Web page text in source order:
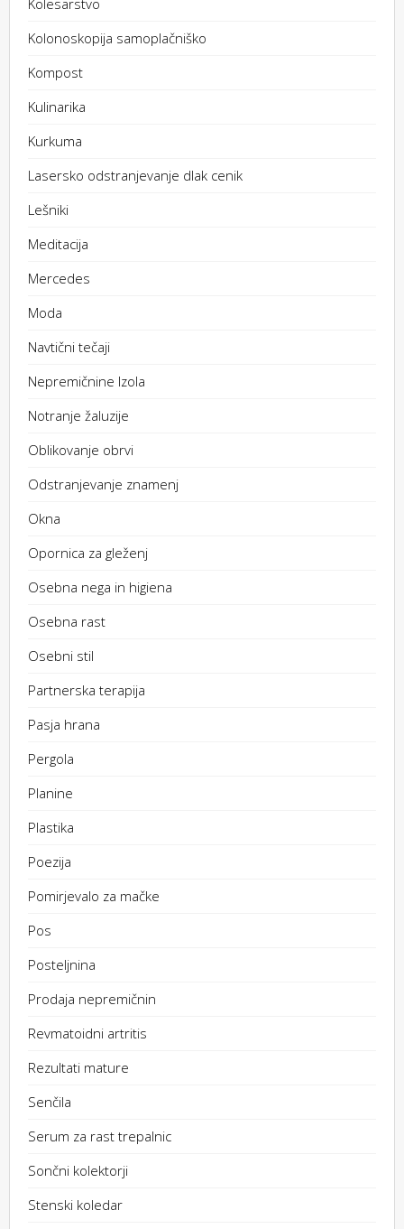
Kolesarstvo
Kolonoskopija samoplačniško
Kompost
Kulinarika
Kurkuma
Lasersko odstranjevanje dlak cenik
Lešniki
Meditacija
Mercedes
Moda
Navtični tečaji
Nepremičnine Izola
Notranje žaluzije
Oblikovanje obrvi
Odstranjevanje znamenj
Okna
Opornica za gleženj
Osebna nega in higiena
Osebna rast
Osebni stil
Partnerska terapija
Pasja hrana
Pergola
Planine
Plastika
Poezija
Pomirjevalo za mačke
Pos
Posteljnina
Prodaja nepremičnin
Revmatoidni artritis
Rezultati mature
Senčila
Serum za rast trepalnic
Sončni kolektorji
Stenski koledar